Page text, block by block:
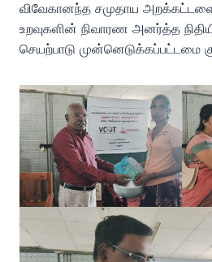
விவேகானந்த சமுதாய
உறவுகளின் நிவாரண அனர்த்த
செயற்பாடு முன்னெடுக்கப்பட்டமை